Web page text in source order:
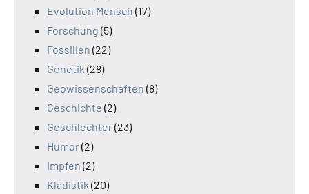
Evolution Mensch (17)
Forschung (5)
Fossilien (22)
Genetik (28)
Geowissenschaften (8)
Geschichte (2)
Geschlechter(23)
Humor(2)
Impfen (2)
Kladistik (20)